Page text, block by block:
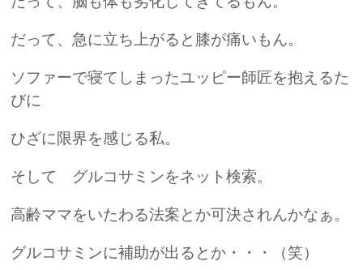
だって、急に立ち上がると膝が痛いもん。
ソファーで寝てしまったユッピー師匠を抱えるた
びに
ひざに限界を感じる私。
そして グルコサミンをネット検索。
高齢ママをいたわる法案とか可決されんかなぁ。
グルコサミンに補助が出るとか・・・（笑）